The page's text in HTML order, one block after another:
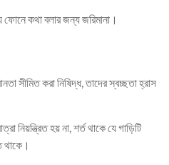
কথা বলার জন্য জরিমানা।
সীমিত করা নিষিদ্ধ, তাদের স্বচ্ছতা হ্রাস
নিয়ন্ত্রিত হয় না, শর্ত থাকে যে গাড়িটি
থাকে।